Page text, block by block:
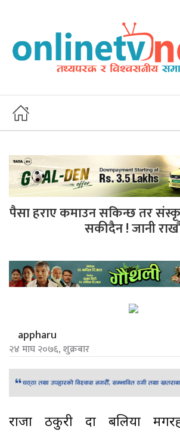
पैसा हराए कमाउन सकिन्छ तर
सकीदैन ! जानी
appharu
२४ माघ २०७६, शुक्रबार
राजा ठकुरी हुदा बलिया